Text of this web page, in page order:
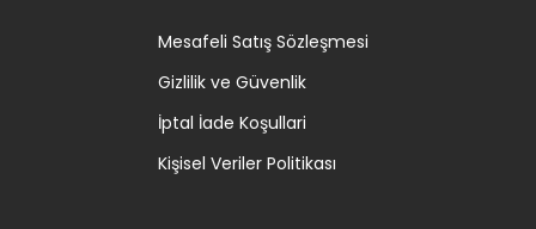
Mesafeli Satış Sözleşmesi
Gizlilik ve Güvenlik
İptal İade Koşullari
Kişisel Veriler Politikası